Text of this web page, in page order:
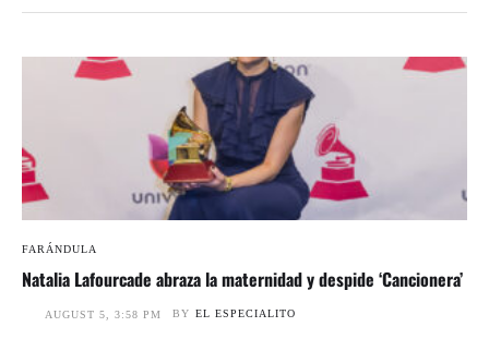
FARÁNDULA
Natalia Lafourcade abraza la maternidad y despide ‘Cancionera’
AUGUST 5, 3:58 PM BY EL ESPECIALITO